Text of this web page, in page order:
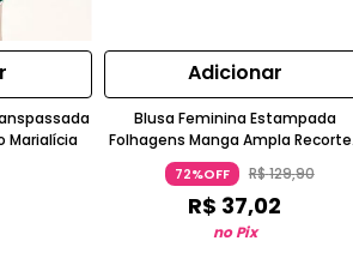
Marialícia
Adicionar
Blusa Feminina Estampada
Folhagens Manga Ampla
Sarjado Preto Marialicia
72%OFF R$129,90
R$ 37,02
no Pix